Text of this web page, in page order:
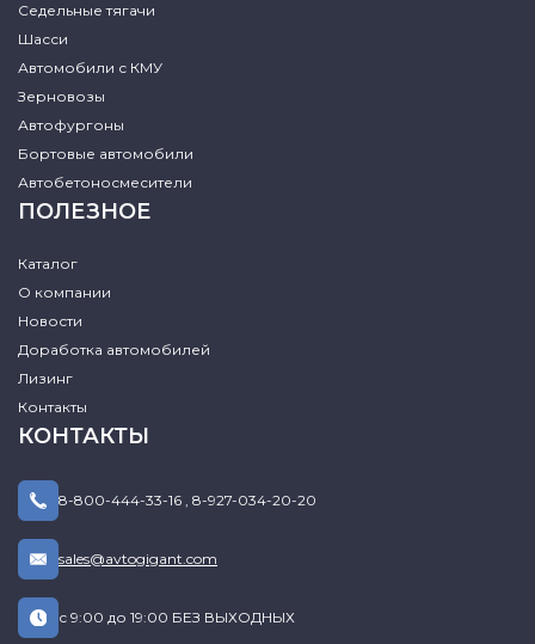
Седельные тягачи
Шасси
Автомобили с КМУ
Зерновозы
Автофургоны
Бортовые автомобили
Автобетоносмесители
ПОЛЕЗНОЕ
Каталог
О компании
Новости
Доработка автомобилей
Лизинг
Контакты
КОНТАКТЫ
8-800-444-33-16 , 8-927-034-20-20
sales@avtogigant.com
с 9:00 до 19:00 БЕЗ ВЫХОДНЫХ